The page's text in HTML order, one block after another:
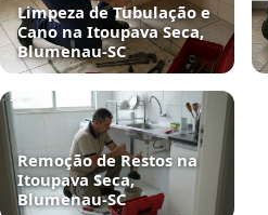
Limpeza de Tubulação e
Cano na Itoupava Seca,
Blumenau‑SC
Remoção de Restos na
Itoupava Seca,
Blumenau‑SC